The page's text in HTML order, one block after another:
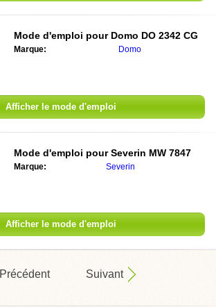
Mode d'emploi pour Domo DO 2342 CG
Marque: Domo
Afficher le mode d'emploi
Mode d'emploi pourSeverin MW 7847
Marque: Severin
Afficher le mode d'emploi
Précédent Suivant